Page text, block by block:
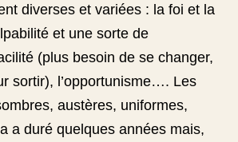
diverses et variées : la foi et la
et une sorte de
(plus besoin de se changer,
sortir), l’opportunisme…. Les
austères, uniformes,
a duré quelques années mais,